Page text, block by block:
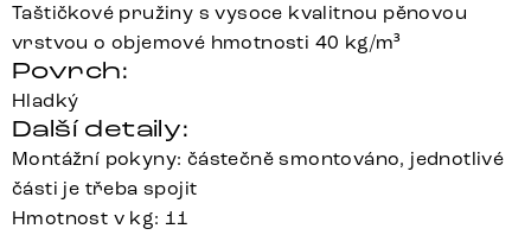
Taštičkové pružiny s vysoce kvalitnou pěnovou
vrstvou o objemové hmotnosti 40 kg/m³
Povrch:
Hladký
Další detaily:
Montážní pokyny: částečně smontováno, jednotlivé
části je třeba spojit
Hmotnost v kg: 11